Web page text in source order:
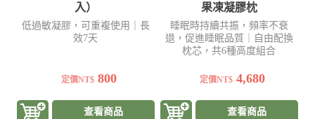
入）
低過敏凝膠，可重複使用｜長
效7天
定價NT$ 800
查看商品
果凍凝膠枕
睡眠時持續共振，頻率不衰
退，促進睡眠品質｜自由配換
枕芯，共6種高度組合
定價NT$ 4,680
查看商品